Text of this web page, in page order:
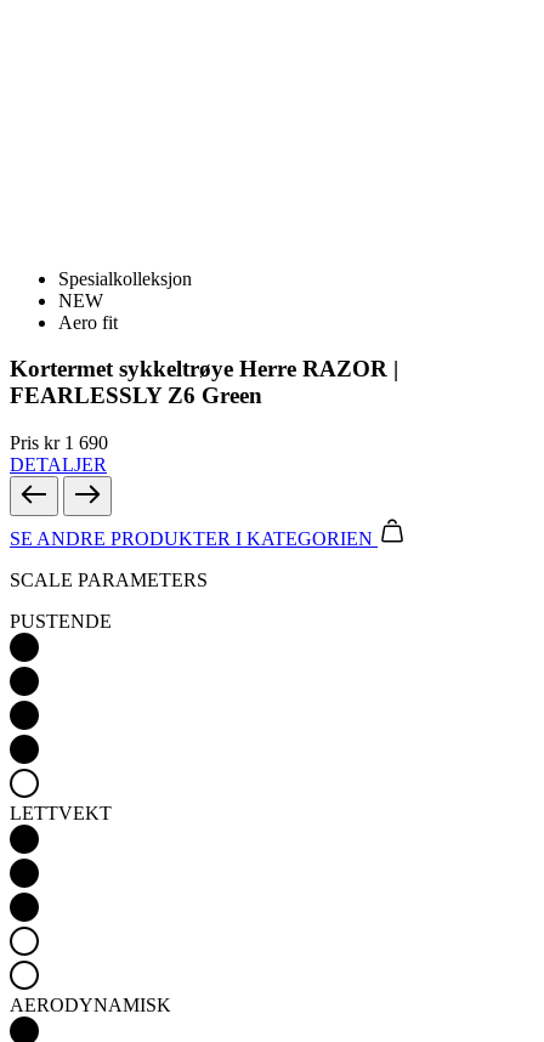
Spesialkolleksjon
NEW
Aero fit
Kortermet sykkeltrøye Herre RAZOR |
FEARLESSLY Z6 Green
Pris kr 1 690
DETALJER
SE ANDRE PRODUKTER I KATEGORIEN
SCALE PARAMETERS
PUSTENDE
LETTVEKT
AERODYNAMISK